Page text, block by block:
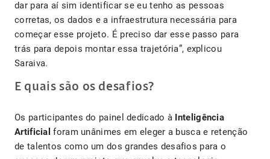
dar para aí sim identificar se eu tenho as pessoas
corretas, os dados e a infraestrutura necessária para
começar esse projeto. É preciso dar esse passo para
trás para depois montar essa trajetória”, explicou
Saraiva.
E quais são os desafios?
Os participantes do painel dedicado à Inteligência
Artificialforam unânimes em eleger a busca e retenção
de talentos como um dos grandes desafios para o